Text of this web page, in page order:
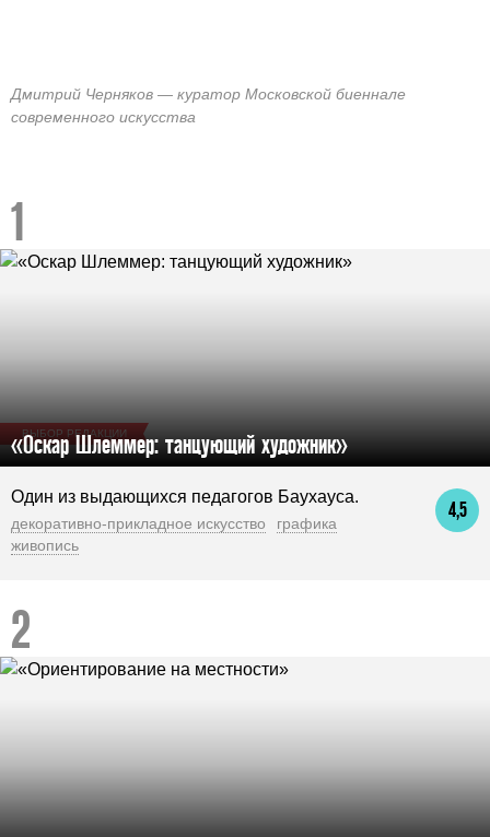
Дмитрий Черняков — куратор Московской биеннале
современного искусства
ВЫБОР РЕДАКЦИИ
«Оскар Шлеммер: танцующий художник»
4,5
Один из выдающихся педагогов Баухауса.
декоративно-прикладное искусство
графика
живопись